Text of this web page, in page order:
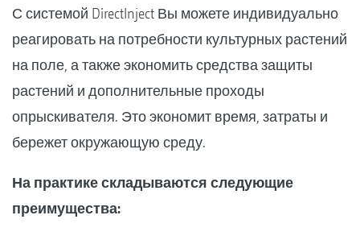
С системой DirectInject Вы можете индивидуально
реагировать на потребности культурных растений
на поле, а также экономить средства защиты
растений и дополнительные проходы
опрыскивателя. Это экономит время, затраты и
бережет окружающую среду.
На практике складываются следующие
преимущества: